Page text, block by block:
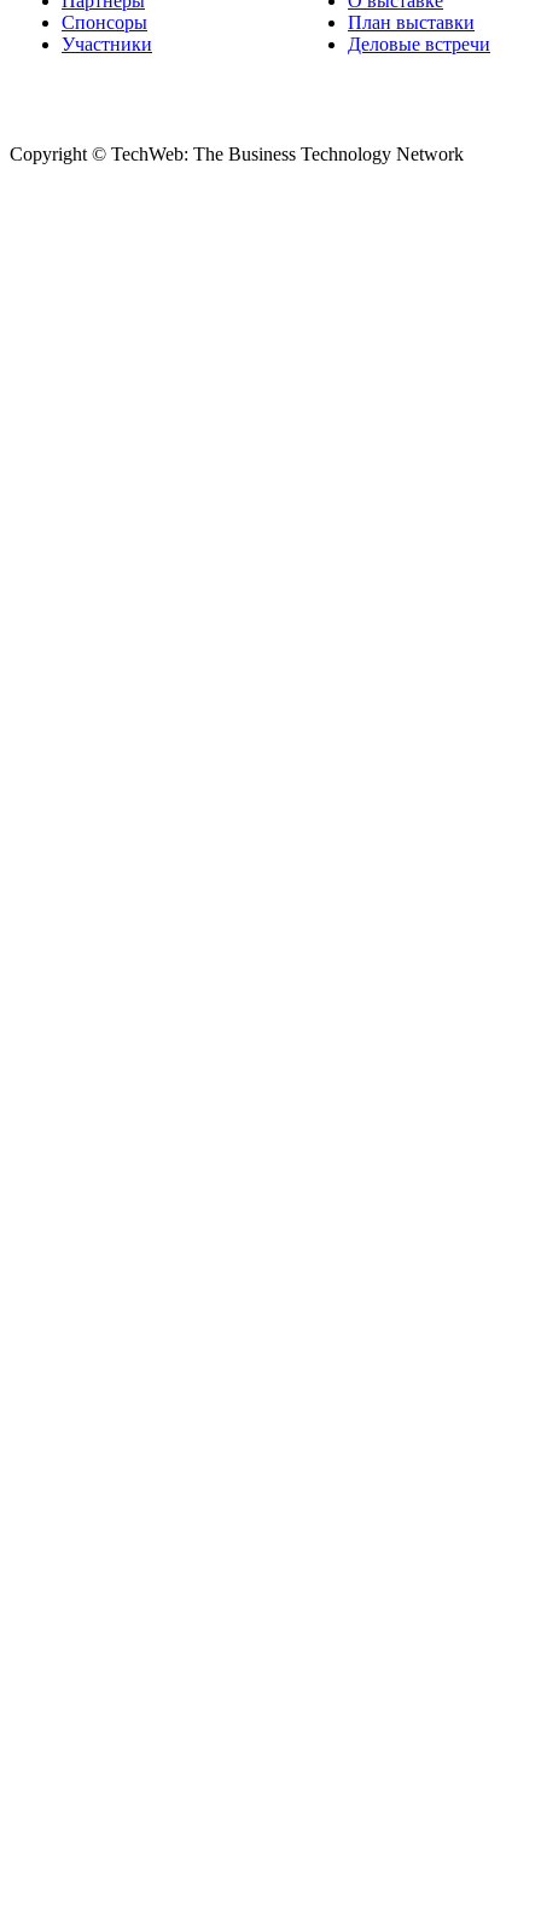
Спонсоры
Участники
План выставки
Деловые встречи
Copyright © TechWeb: The Business Technology Network